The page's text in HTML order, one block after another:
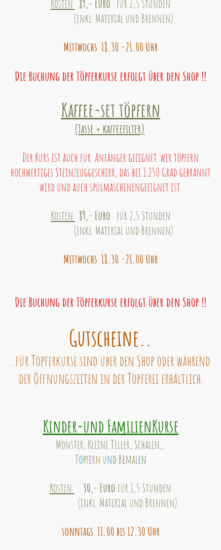
Kosten: 89,- Euro für 2,5 Stunden
(inkl. Material und Brennen)
Mittwochs 18.30 -21.00 Uhr
Die Buchung der Töpferkurse erfolgt über den Shop !!
Kaffee-set töpfern
(Tasse + kaffeefilter)
Der Kurs ist auch für Anfänger geeignet. wir töpfern
hochwertiges Steinzeuggeschirr, das bei 1.250 Grad gebrannt
wird und auch spülmaschinengeeignet ist.
Kosten: 89,- Euro für 2,5 Stunden
(inkl. Material und Brennen)
Mittwochs 18.30 -21.00 Uhr
Die Buchung der Töpferkurse erfolgt über den Shop !!
Gutscheine..
..für Töpferkurse sind über den Shop oder während
der Öffnungszeiten in der Töpferei erhältlich.
Kinder-und FamilienKurse
Monster, Kleine Teller, Schalen,..
Töpfern und Bemalen
Kosten:
30,- Euro für 1,5 Stunden
(inkl. Material und Brennen)
sonntags 11.00 bis 12.30 Uhr